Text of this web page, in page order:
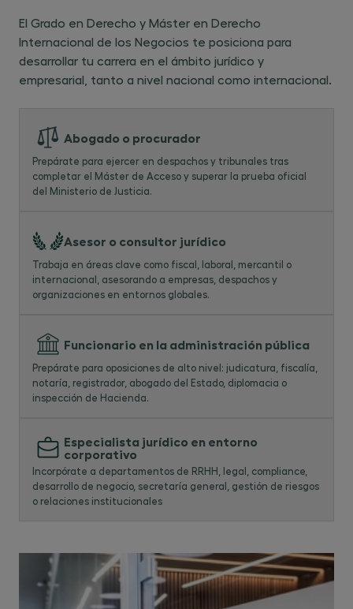
combina docencia en ​español e inglés
e internacionales. TIPO: Conocimientos o
contenidos.
CON02 - Explicar la estructura
constitucional del Estado, el sistema de
ordenamiento jurídico español y europeo.
TIPO: Conocimientos o contenidos.
CON03 - Describir los principios,
incluyendo obligaciones, contratos,
derechos reales, familia y sucesiones, en
el marco del derecho privado. TIPO:
instituciones y procedimientos esenciales
del derecho administrativo, incluyendo la
organización administrativa, la actividad
Conocimientos o contenidos.
CON05 - Explicar los fundamentos del
derecho penal, la teoría del delito, la teoría
persona jurídica y el corporate compliance.
TIPO: Conocimientos o contenidos.
El Grado en Derecho y Máster en Derecho
Internacional de los Negocios te posiciona para
desarrollar tu carrera en el ámbito jurídico y
empresarial, tanto a nivel nacional como internacional.
Abogado o procurador
Prepárate para ejercer en despachos y tribunales tras
completar el Máster de Acceso y superar la prueba oficial
del Ministerio de Justicia.
​Asesor o consultor jurídico
Trabaja en áreas clave como fiscal, laboral, mercantil o
internacional, asesorando a empresas, despachos y
organizaciones en entornos globales.
Funcionario en la administración pública
Prepárate para oposiciones de alto nivel: judicatura, fiscalía,
notaría, registrador, abogado del Estado, diplomacia o
inspección de Hacienda.
Especialista jurídico en entorno
corporativo
Incorpórate a departamentos de RRHH, legal, compliance,
desarrollo de negocio, secretaría general, gestión de riesgos
o relaciones institucionales